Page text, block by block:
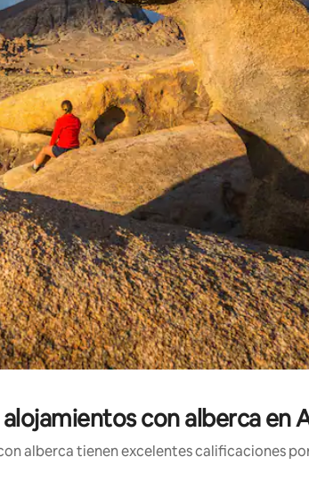
las teclas de las flechas hacia arriba y hacia
con alberca en
alberca tienen excelentes calificaciones